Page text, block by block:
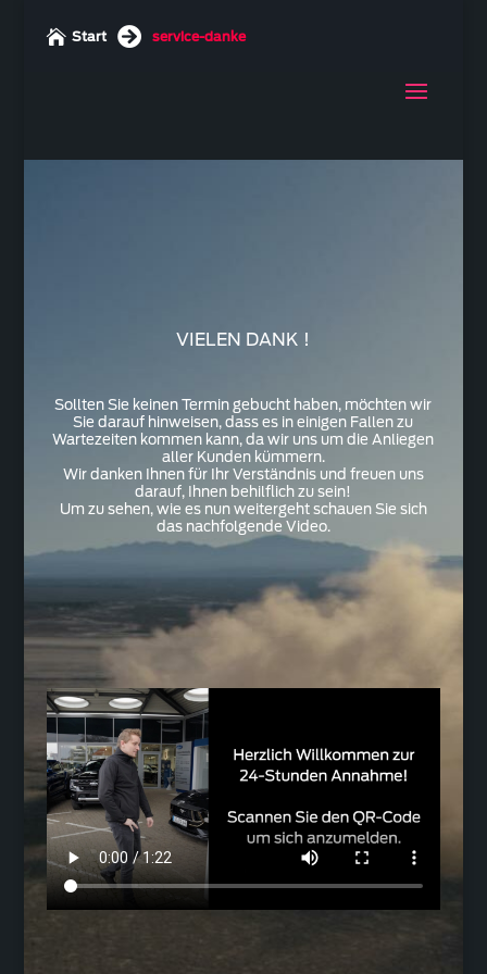
 Start  service-danke
VIELEN DANK !
Sollten Sie keinen Termin gebucht haben, möchten wir
Sie darauf hinweisen, dass es in einigen Fallen zu
Wartezeiten kommen kann, da wir uns um die Anliegen
aller Kunden kümmern.
Wir danken Ihnen für Ihr Verständnis und freuen uns
darauf, Ihnen behilflich zu sein!
Um zu sehen, wie es nun weitergeht schauen Sie sich
das nachfolgende Video.